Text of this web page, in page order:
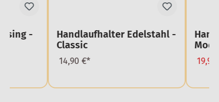
-
Handlaufhalter Edelstahl -
Classic
14,90 €*